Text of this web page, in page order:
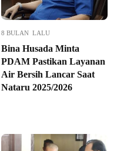
8 BULAN LALU
Bina Husada Minta
PDAM Pastikan Layanan
Air Bersih Lancar Saat
Nataru 2025/2026